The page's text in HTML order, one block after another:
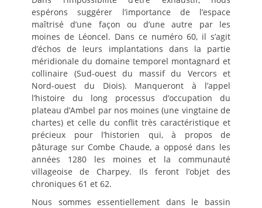
espérons suggérer l’importance de l’espace
maîtrisé d’une façon ou d’une autre par les
moines de Léoncel. Dans ce numéro 60, il s’agit
d’échos de leurs implantations dans la partie
méridionale du domaine temporel montagnard et
collinaire (Sud-ouest du massif du Vercors et
Nord-ouest du Diois). Manqueront à l’appel
l’histoire du long processus d’occupation du
plateau d’Ambel par nos moines (une vingtaine de
chartes) et celle du conflit très caractéristique et
précieux pour l’historien qui, à propos de
pâturage sur Combe Chaude, a opposé dans les
années 1280 les moines et la communauté
villageoise de Charpey. Ils feront l’objet des
chroniques 61 et 62.
Nous sommes essentiellement dans le bassin